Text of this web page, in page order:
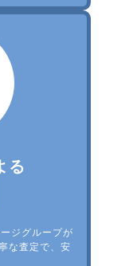
る
ジグループが
な査定で、安